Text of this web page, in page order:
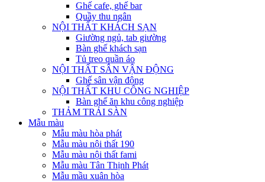
Ghế cafe, ghế bar
Quầy thu ngân
NỘI THẤT KHÁCH SẠN
Giường ngủ, tab giường
Bàn ghế khách sạn
Tủ treo quần áo
NỘI THẤT SÂN VẬN ĐỘNG
Ghế sân vận động
NỘI THẤT KHU CÔNG NGHIỆP
Bàn ghế ăn khu công nghiệp
THẢM TRẢI SÀN
Mẫu màu
Mẫu màu hòa phát
Mẫu màu nội thất 190
Mẫu màu nội thất fami
Mẫu màu Tân Thịnh Phát
Mẫu mầu xuân hòa